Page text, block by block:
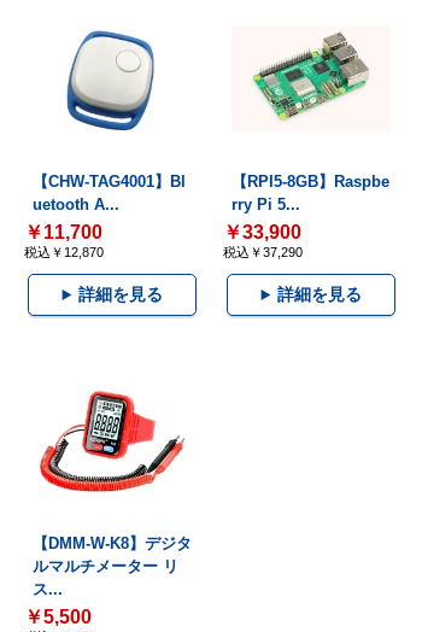
【CHW-TAG4001】Bl
uetooth A...
￥11,700
税込￥12,870
詳細を見る
【RPI5-8GB】Raspbe
rry Pi 5...
￥33,900
税込￥37,290
詳細を見る
【DMM-W-K8】デジタ
ルマルチメーター リ
ス...
￥5,500